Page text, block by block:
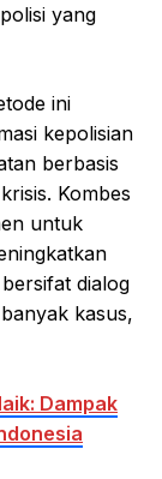
yang
ini
kepolisian
berbasis
Kombes
untuk
dialog
kasus,
Dampak